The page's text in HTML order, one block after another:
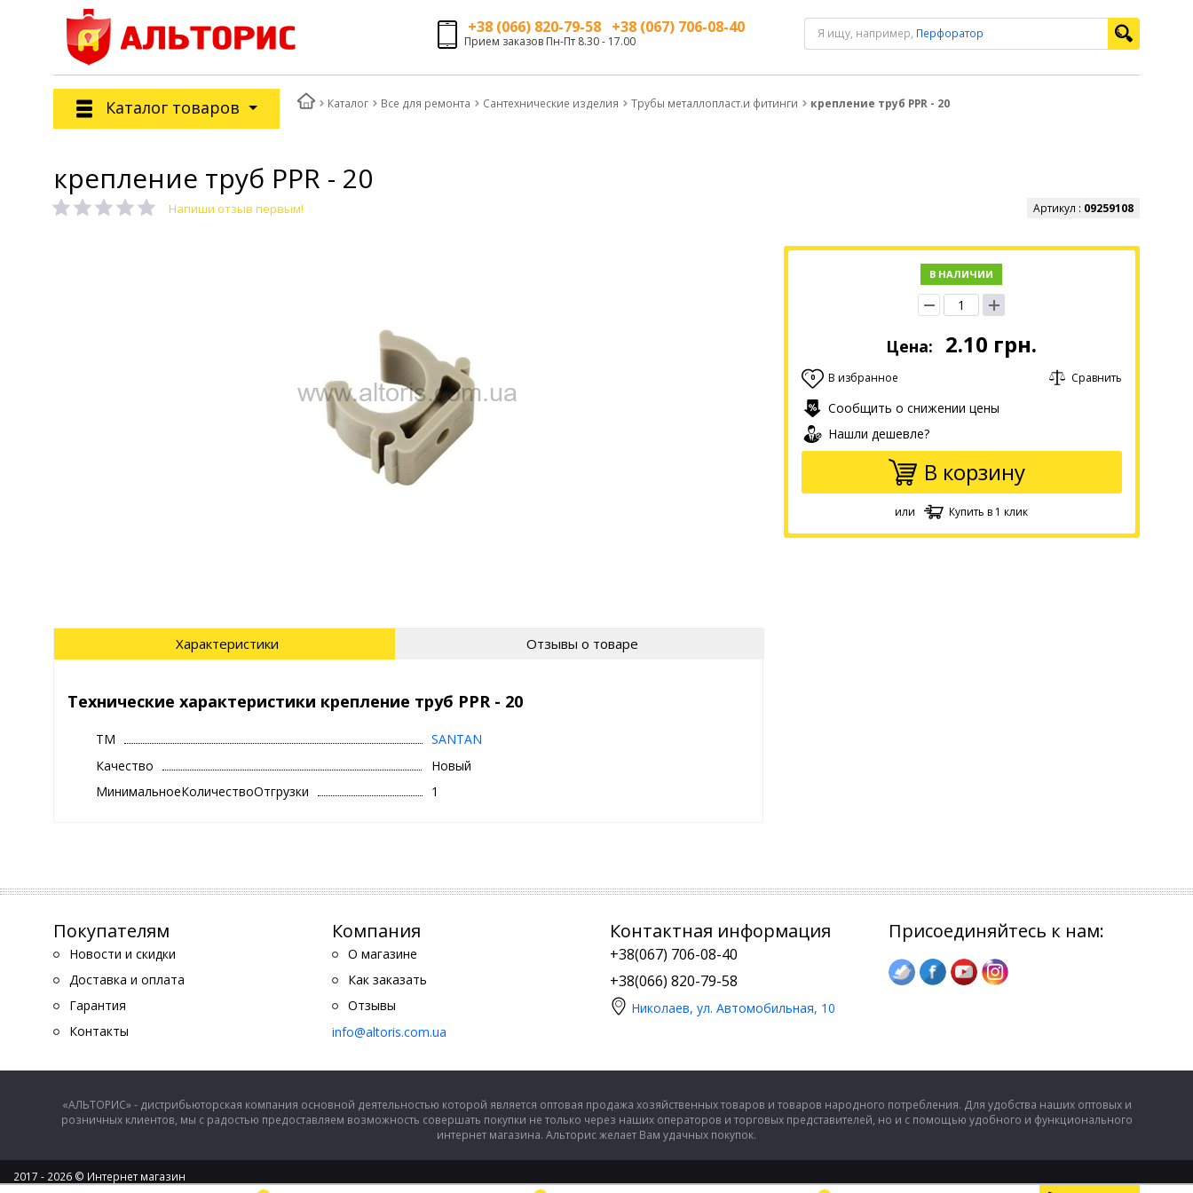
+38 (066) 820-79-58 +38 (067) 706-08-40
Прием заказов Пн-Пт 8.30 - 17.00
Я ищу, например, Перфоратор
Каталог товаров Каталог Все для ремонта Сантехнические изделия Трубы металлопласт.и фитинги крепление труб PPR - 20
крепление труб PPR - 20
Напиши отзыв первым! Артикул : 09259108
В НАЛИЧИИ
Цена: 2.10 грн.
0 В избранное Сравнить
Сообщить о снижении цены
Нашли дешевле?
В корзину
или Купить в 1 клик
Характеристики Отзывы о товаре
Технические характеристики крепление труб PPR - 20
ТМ
SANTAN
Качество
Новый
МинимальноеКоличествоОтгрузки
1
Покупателям
Новости и скидки
Доставка и оплата
Гарантия
Контакты
Компания
О магазине
Как заказать
Отзывы
info@altoris.com.ua
Контактная информация
+38(067) 706-08-40
+38(066) 820-79-58
Николаев, ул. Автомобильная, 10
Присоединяйтесь к нам:
«АЛЬТОРИС» - дистрибьюторская компания основной деятельностью которой является оптовая продажа хозяйственных товаров и товаров народного потребления. Для удобства наших оптовых и
розничных клиентов, мы с радостью предоставляем возможность совершать покупки не только через наших операторов и торговых представителей, но и с помощью удобного и функционального
интернет магазина. Альторис желает Вам удачных покупок.
2017 - 2026 © Интернет магазин